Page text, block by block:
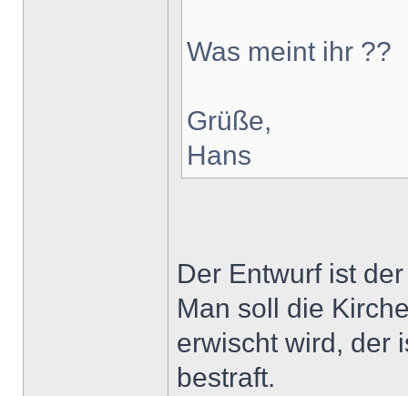
Was meint ihr ??
Grüße,
Hans
Der Entwurf ist
Man soll die
erwischt wird, der
bestraft.